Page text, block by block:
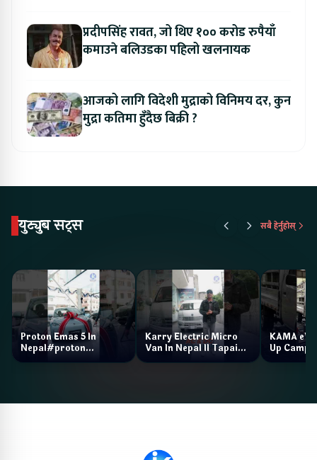
प्रदीपसिंह रावत, जो थिए १०० करोड रुपैयाँ
कमाउने बलिउडका पहिलो खलनायक
आजको लागि विदेशी मुद्राको विनिमय दर, कुन
मुद्रा कतिमा हुँदैछ बिक्री ?
युट्युब सट्स सबै हेर्नुहोस्
Proton Emas 5 In
Nepal#proton
#protonemas5#protonnepal#evcarnepal
Karry Electric Micro
Van In Nepal II Tapaiko
Bazar II Jankari
KAMA eV
Up Camp